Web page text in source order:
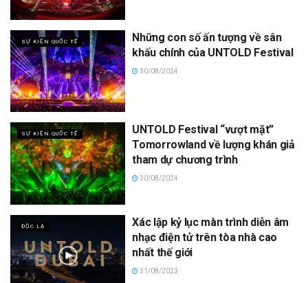
SỰ KIỆN QUỐC TẾ
Những con số ấn tượng về sân
khấu chính của UNTOLD Festival
30/08/2024
SỰ KIỆN QUỐC TẾ
UNTOLD Festival “vượt mặt”
Tomorrowland về lượng khán giả
tham dự chương trình
30/08/2024
ĐỘC LẠ
Xác lập kỷ lục màn trình diễn âm
nhạc điện tử trên tòa nhà cao
nhất thế giới
31/08/2023